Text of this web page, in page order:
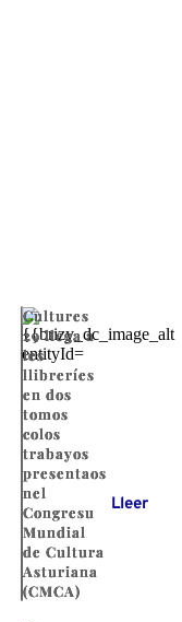
Cultures
29 llega a
les
llibreríes
en dos
tomos
colos
trabayos
presentaos
nel
Congresu
Mundial
de Cultura
Asturiana
(CMCA)
Lleer